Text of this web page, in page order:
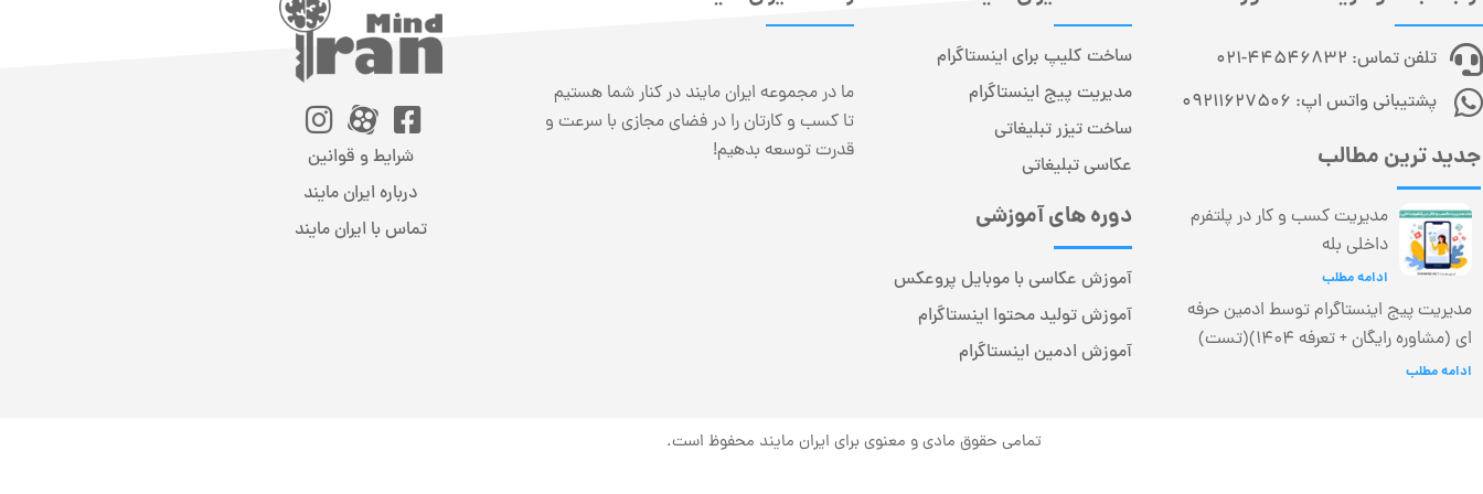
تلفن تماس: 44546832-021
پشتیبانی واتس اپ: 09211627506
جدید ترین مطالب
مدیریت کسب و کار در پلتفرم
داخلی بله
ادامه مطلب
مدیریت پیج اینستاگرام توسط ادمین حرفه
ای (مشاوره رایگان + تعرفه 1404)(تست)
ادامه مطلب
ساخت کلیپ برای اینستاگرام
مدیریت پیج اینستاگرام
ساخت تیزر تبلیغاتی
عکاسی تبلیغاتی
دوره های آموزشی
آموزش عکاسی با موبایل پروعکس
آموزش تولید محتوا اینستاگرام
آموزش ادمین اینستاگرام
ما در مجموعه ایران مایند در کنار شما هستیم
تا کسب و کارتان را در فضای مجازی با سرعت و
قدرت توسعه بدهیم!
شرایط و قوانین
درباره ایران مایند
تماس با ایران مایند
تمامی حقوق مادی و معنوی برای ایران مایند محفوظ است.